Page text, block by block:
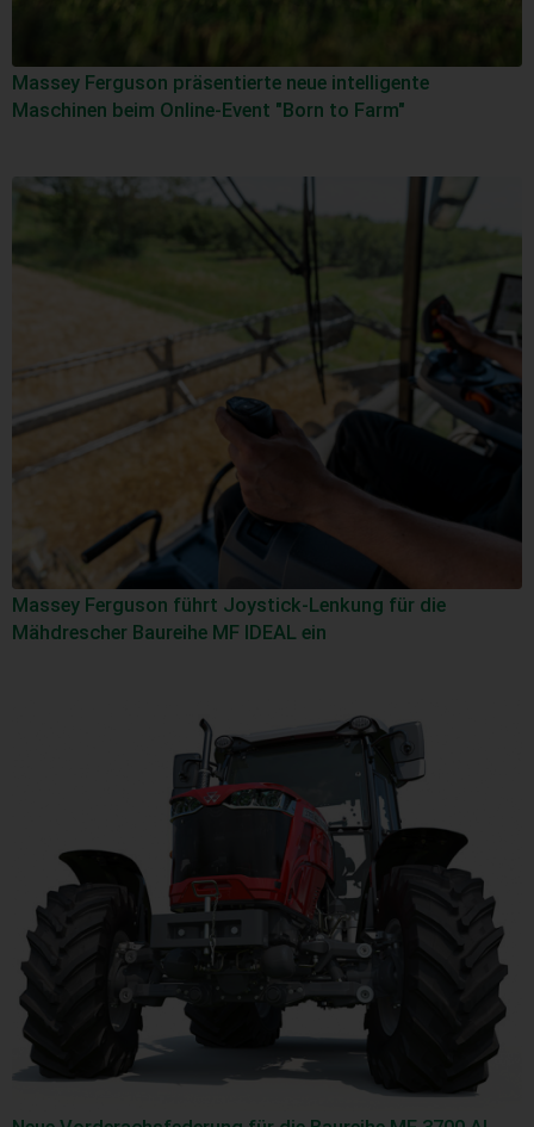
Massey Ferguson präsentierte neue intelligente
Maschinen beim Online-Event "Born to Farm"
Massey Ferguson führt Joystick-Lenkung für die
Mähdrescher Baureihe MF IDEAL ein